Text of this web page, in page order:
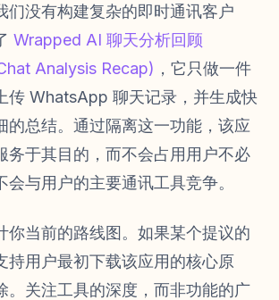
们没有构建复杂的即时通讯客户
Wrapped AI 聊天分析回顾
Analysis Recap) ，它只做一件
传 WhatsApp 聊天记录，并生成快
的总结。通过隔离这一功能，该应
务于其目的，而不会占用用户不必
会与用户的主要通讯工具竞争。
你当前的路线图。如果某个提议的
持用户最初下载该应用的核心原
。关注工具的深度，而非功能的广